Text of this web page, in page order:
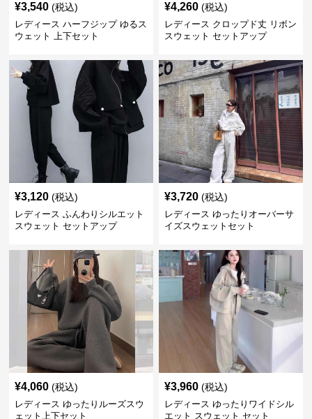
¥3,540 (税込)
レディース ハーフジップ ゆるス
ウェット 上下セット
¥4,260 (税込)
レディース クロップド丈 リボン
スウェット セットアップ
¥3,120 (税込)
レディース ふんわりシルエット
スウェット セットアップ
¥3,720 (税込)
レディース ゆったりオーバーサ
イズスウェットセット
¥4,060 (税込)
レディース ゆったりルーズスウ
ェット上下セット
¥3,960 (税込)
レディース ゆったりワイドシル
エット スウェット セット